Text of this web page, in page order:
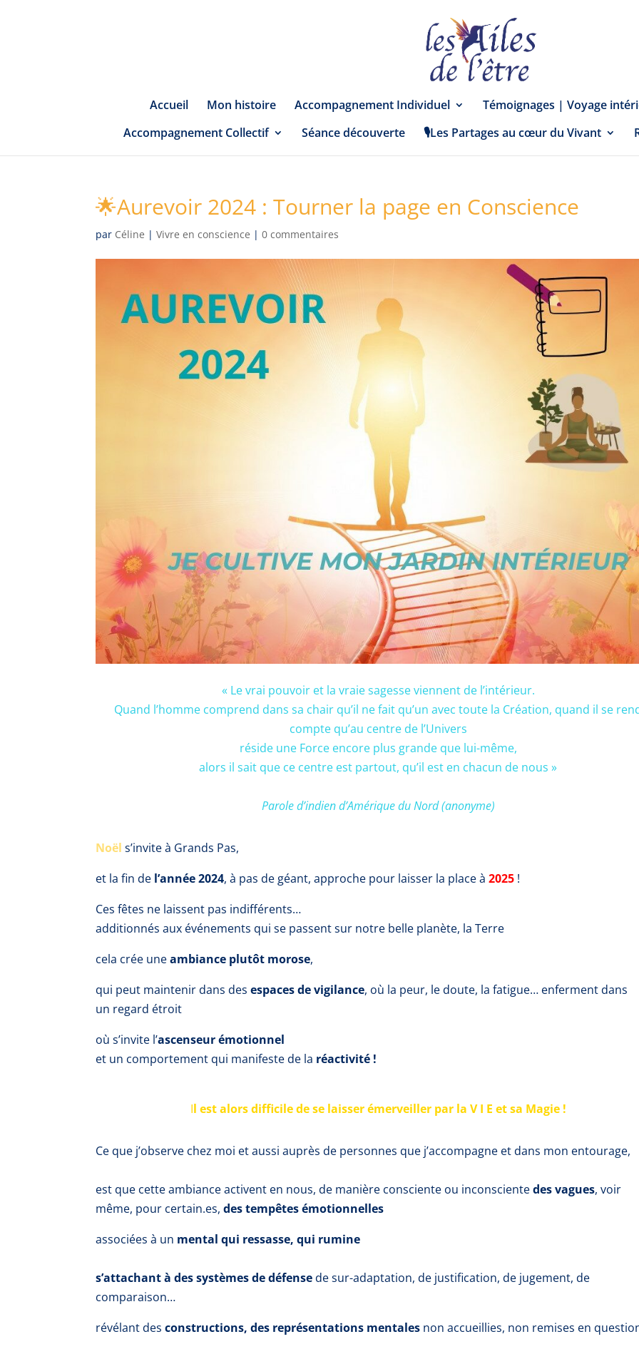
Accueil Mon histoire Accompagnement Individuel
Témoignages | Voyage
Accompagnement Collectif
Séance découverte 🎙️Les Partages au cœur du Vivant
🌟Aurevoir 2024 : Tourner la page en Conscience
par Céline |Vivre en conscience |0 commentaires
« Le vrai pouvoir et la vraie sagesse viennent de l’intérieur.
Quand l’homme comprend dans sa chair qu’il ne fait qu’un avec toute la Création, quand il se
compte qu’au centre de l’Univers
réside une Force encore plus grande que lui-même,
alors il sait que ce centre est partout, qu’il est en chacun de nous »
Parole d’indien d’Amérique du Nord (anonyme)
Noël s’invite à Grands Pas,
et lafin de l’année 2024, à pas de géant, approche pour laisser la place à 2025 !
Ces fêtes ne laissent pas indifférents…
additionnés aux événements qui se passent sur notre belle planète, la Terre
cela crée uneambiance plutôt morose,
qui peut maintenirdans desespaces de vigilance, où la peur, le doute, la fatigue… enferment dans
un regard étroit
où s’invite l’ascenseur émotionnel
et un comportement qui manifeste de la réactivité !
Il est alors difficile de se laisser émerveiller par la V I E et sa Magie !
Ce que j’observe chez moi et aussi auprès de personnes que j’accompagne et dans mon entourage,
est que cette ambiance activent en nous, de manière consciente ou inconscientedes vagues, voir
même, pour certain.es,des tempêtes émotionnelles
associées à un mental qui ressasse, qui rumine
s’attachant à des systèmes de défensede sur-adaptation, de justification, de jugement, de
comparaison…
révélant desconstructions, des représentations mentales non accueillies, non remises en